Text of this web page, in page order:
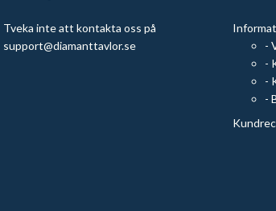
Tveka inte att kontakta oss på
support@diamanttavlor.se
-
-
-
-